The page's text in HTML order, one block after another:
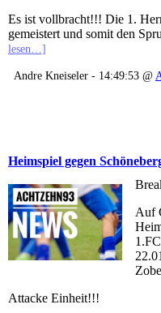
Es ist vollbracht!!! Die 1.
gemeistert und somit den
lesen…]
Andre Kneiseler - 14:49:53 @
Heimspiel gegen
Auf
Attacke Einheit!!!